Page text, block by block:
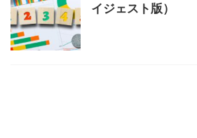
イジェスト版）